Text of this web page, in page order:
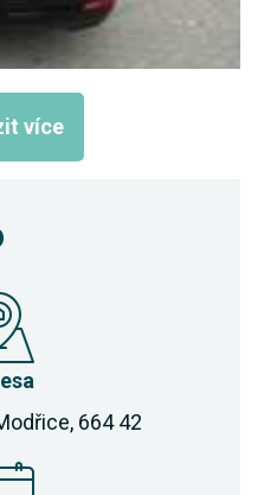
více
664 42